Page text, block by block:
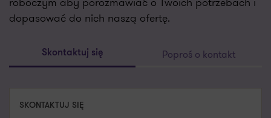
dopasować do nich naszą ofertę.
Skontaktuj się Poproś o kontakt
SKONTAKTUJ SIĘ